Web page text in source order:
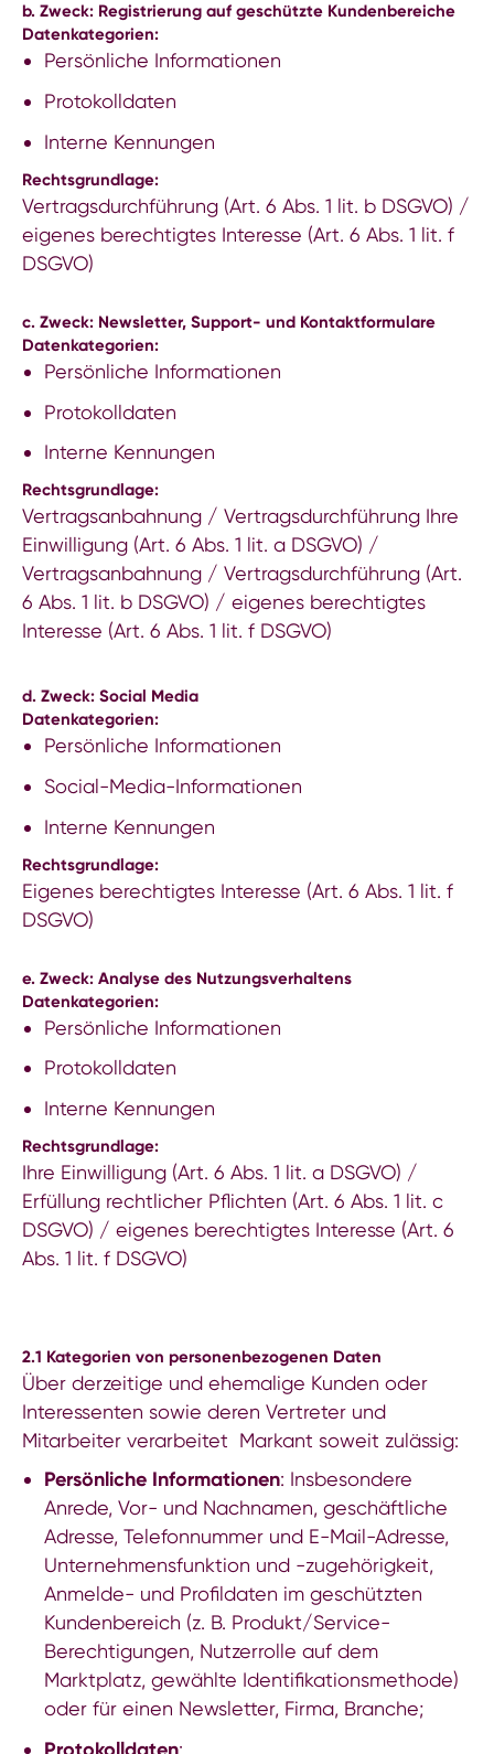
b. Zweck: Registrierung auf geschützte Kundenbereiche
Datenkategorien:
Persönliche Informationen
Protokolldaten
Interne Kennungen
Rechtsgrundlage:
Vertragsdurchführung (Art. 6 Abs. 1 lit. b DSGVO) /
eigenes berechtigtes Interesse (Art. 6 Abs. 1 lit. f
DSGVO)
c. Zweck: Newsletter, Support- und Kontaktformulare
Datenkategorien:
Persönliche Informationen
Protokolldaten
Interne Kennungen
Rechtsgrundlage:
Vertragsanbahnung / Vertragsdurchführung Ihre
Einwilligung (Art. 6 Abs. 1 lit. a DSGVO) /
Vertragsanbahnung / Vertragsdurchführung (Art.
6 Abs. 1 lit. b DSGVO) / eigenes berechtigtes
Interesse (Art. 6 Abs. 1 lit. f DSGVO)
d. Zweck: Social Media
Datenkategorien:
Persönliche Informationen
Social-Media-Informationen
Interne Kennungen
Rechtsgrundlage:
Eigenes berechtigtes Interesse (Art. 6 Abs. 1 lit. f
DSGVO)
e. Zweck: Analyse des Nutzungsverhaltens
Datenkategorien:
Persönliche Informationen
Protokolldaten
Interne Kennungen
Rechtsgrundlage:
Ihre Einwilligung (Art. 6 Abs. 1 lit. a DSGVO) /
Erfüllung rechtlicher Pflichten (Art. 6 Abs. 1 lit. c
DSGVO) / eigenes berechtigtes Interesse (Art. 6
Abs. 1 lit. f DSGVO)
2.1 Kategorien von personenbezogenen Daten
Über derzeitige und ehemalige Kunden oder
Interessenten sowie deren Vertreter und
Mitarbeiter verarbeitet Markant soweit zulässig:
Persönliche Informationen: Insbesondere
Anrede, Vor- und Nachnamen, geschäftliche
Adresse, Telefonnummer und E-Mail-Adresse,
Unternehmensfunktion und -zugehörigkeit,
Anmelde- und Profildaten im geschützten
Kundenbereich (z. B. Produkt/Service-
Berechtigungen, Nutzerrolle auf dem
Marktplatz, gewählte Identifikationsmethode)
oder für einen Newsletter, Firma, Branche;
: